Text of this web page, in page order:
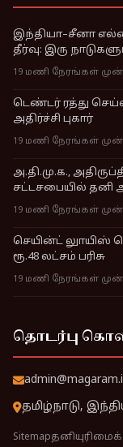
இந்தியா–சீனா
தீர்வு: இரு
19 மணி நேரங்கள்
டெண்டர் ரத்து
அதிர்ச்சி புகார்
19 மணி நேரங்கள்
அ.தி.மு.க.,
சட்டசபையில் தனி
19 மணி நேரங்கள்
செயின்ட் லுாயிஸ்
ரூ.48 லட்சம் பரிசு
19 மணி நேரங்கள்
தொடர்பு
தமிழ்நாடு,
Sitemap